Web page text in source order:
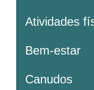
Atividades
Bem-estar
Canudos